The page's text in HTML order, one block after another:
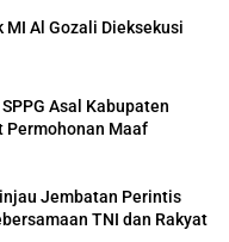
MI Al Gozali Dieksekusi
Asal Kabupaten
Permohonan Maaf
Jembatan Perintis
TNI dan Rakyat